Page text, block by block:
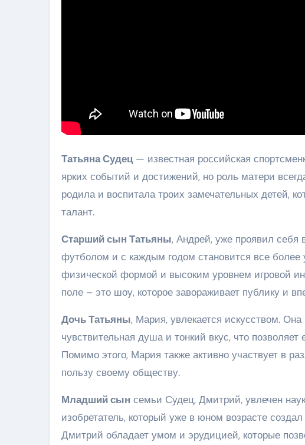
Татьяна Судец— известная российская
ярких событий и достижений, но роль матери
родила и воспитала троих замечательных детей,
талант.
Старший сын Татьяны, Андрей, уже проявил
футболом и с каждым годом становится все
физической формой и высоким уровнем игровой
поле – это шоу, которое завораживает публику и
Дочь Татьяны, Мария, увлекается искусством.
чувствительная душа и тонкий вкус, что
Помимо этого, Мария также активно участвует в
пользу своему обществу.
Младший сын семьи Судец, Дмитрий, увлечен
изобретатель, который уже в юном возрасте
Дмитрий обладает умом и эрудицией, которые